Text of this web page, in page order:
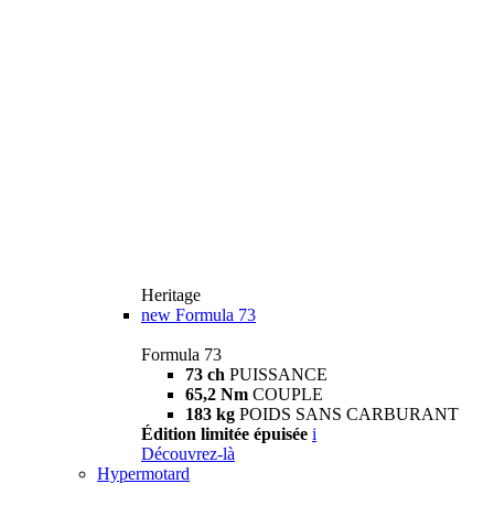
Heritage
new Formula 73
Formula 73
73 ch PUISSANCE
65,2 Nm COUPLE
183 kg POIDS SANS CARBURANT
Édition limitée épuisée i
Découvrez-là
Hypermotard